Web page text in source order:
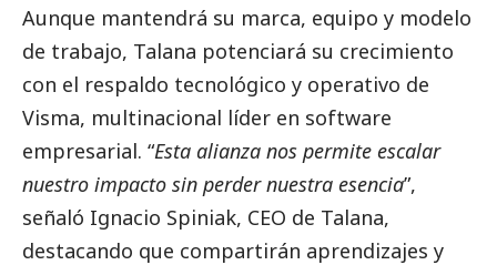
Aunque mantendrá su marca, equipo y modelo
de trabajo, Talana potenciará su crecimiento
con el respaldo tecnológico y operativo de
Visma, multinacional líder en software
empresarial. “Esta alianza nos permite escalar
nuestro impacto sin perder nuestra esencia”,
señaló Ignacio Spiniak, CEO de Talana,
destacando que compartirán aprendizajes y